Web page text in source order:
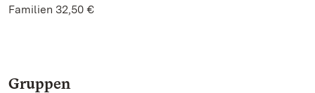
Familien 32,50 €
Gruppen